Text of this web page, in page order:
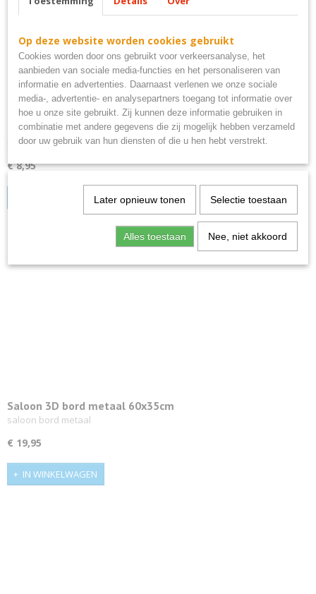
Mancave man cave bord metaal 25x20cm
mancave bord metaal
€ 8,95
IN WINKELWAGEN
Saloon 3D bord metaal 60x35cm
saloon bord metaal
€ 19,95
IN WINKELWAGEN
Op deze website worden cookies gebruikt
Cookies worden door ons gebruikt voor verkeersanalyse, het
aanbieden van sociale media-functies en het personaliseren van
informatie en advertenties. Daarnaast verlenen we onze sociale
media-, advertentie- en analysepartners toegang tot informatie over
hoe u onze site gebruikt. Zij kunnen deze informatie gebruiken in
combinatie met andere gegevens die zij mogelijk hebben verzameld
door uw gebruik van hun diensten of die u hen hebt verstrekt.
Later opnieuw tonen Selectie toestaan
Alles toestaan Nee, niet akkoord